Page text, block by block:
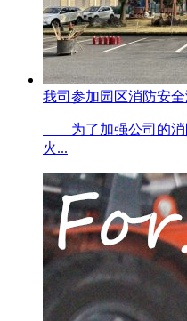
我司参加园区消防安
为了加强公司的消
火...